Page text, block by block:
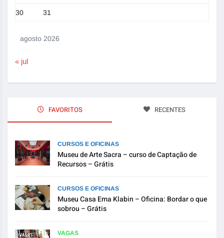
agosto 2026
30 31
« jul
FAVORITOS RECENTES
CURSOS E OFICINAS
Museu de Arte Sacra – curso de Captação de
Recursos – Grátis
CURSOS E OFICINAS
Museu Casa Ema Klabin – Oficina: Bordar o que
sobrou – Grátis
VAGAS